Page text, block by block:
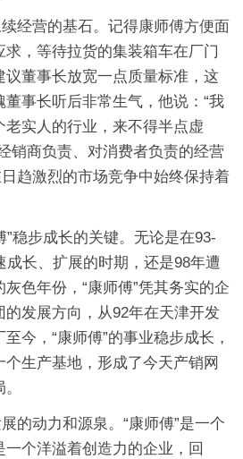
续经营的基石。记得康师傅方便面
求，等待拉货的集装箱车在厂门
议董事长放宽一点质量标准，这
事长听后非常生气，他说：“我
实人的行业，来不得半点虚
销商负责、对消费者负责的经营
趋激烈的市场竞争中始终保持着
”稳步成长的关键。无论是在93-
成长、扩展的时期，还是98年遭
色年份，“康师傅”凭其务实的企
的发展方向，从92年在天津开发
今，“康师傅”的事业稳步成长，
生产基地，形成了今天产销网
的动力和源泉。“康师傅”是一个
个洋溢着创造力的企业，回